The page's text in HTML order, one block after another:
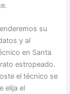
su
y al
en Santa
estropeado.
el técnico se
elija el